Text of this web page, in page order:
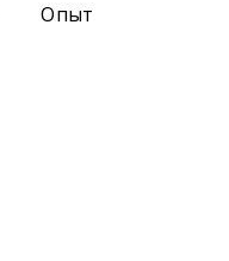
Опыт